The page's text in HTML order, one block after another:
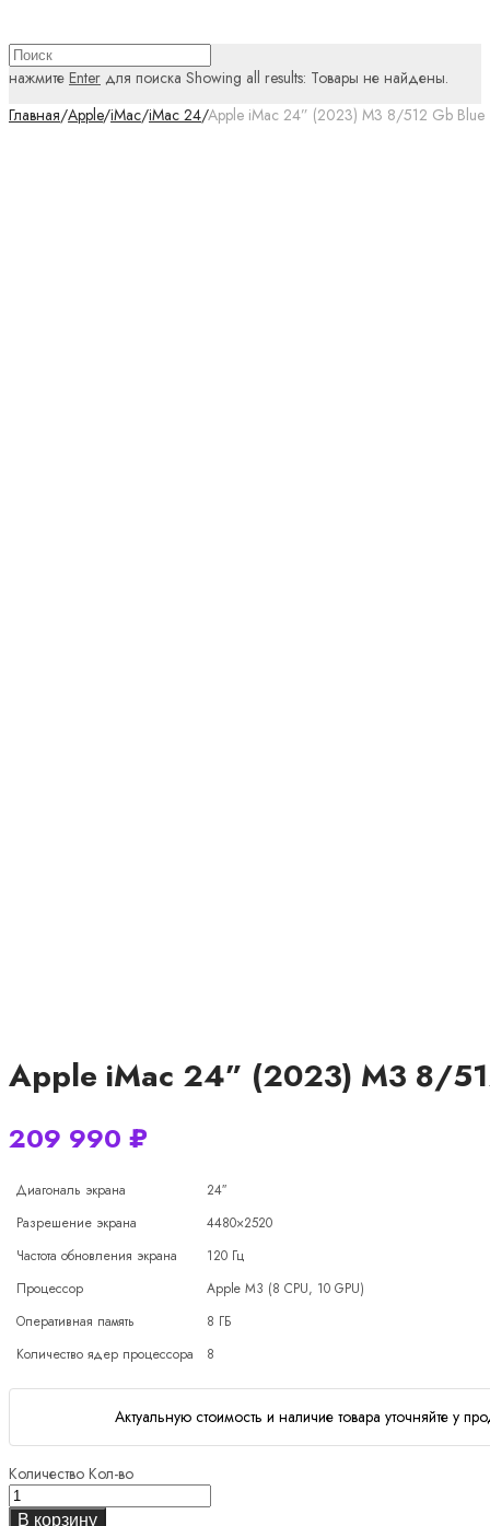
нажмите Enter для поиска Showing all results: Товары не найдены.
Главная/Apple/iMac/iMac 24/Apple iMac 24” (2023) M3 8/512 Gb Blue
Apple iMac 24” (2023) M3 8/
209 990 ₽
Диагональ экрана
24″
Разрешение экрана
4480×2520
Частота обновления экрана
120 Гц
Процессор
Apple M3 (8 CPU, 10 GPU)
Оперативная память
8 ГБ
Количество ядер процессора
8
Актуальную стоимость и наличие товара уточняйте у
Количество Кол-во
В корзину